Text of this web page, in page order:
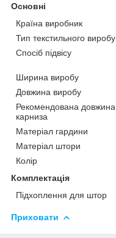
Основні
Країна виробник
Тип текстильного виробу
Спосіб підвісу
Ширина виробу
Довжина виробу
Рекомендована довжина
карниза
Матеріал гардини
Матеріал штори
Колір
Комплектація
Підхоплення для штор
Приховати